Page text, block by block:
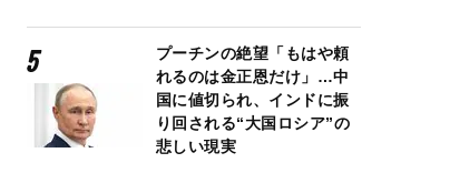
プーチンの絶望「もはや頼
れるのは金正恩だけ」…中
国に値切られ、インドに振
り回される“大国ロシア”の
悲しい現実